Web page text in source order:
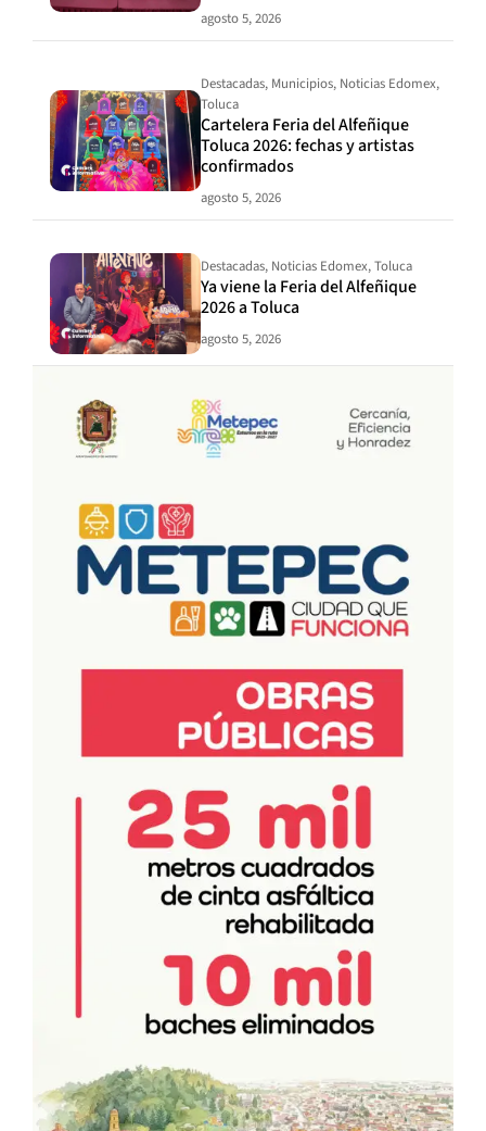
agosto 5, 2026
Destacadas, Municipios, Noticias Edomex,
Toluca
Cartelera Feria del Alfeñique
Toluca 2026: fechas y artistas
confirmados
agosto 5, 2026
Destacadas, Noticias Edomex,Toluca
Ya viene la Feria del Alfeñique
2026 a Toluca
agosto 5, 2026